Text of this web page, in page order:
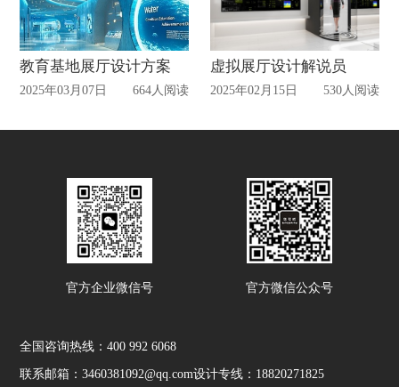
教育基地展厅设计方案
2025年03月07日 664人阅读
虚拟展厅设计解说员
2025年02月15日 530人阅读
官方企业微信号 官方微信公众号
全国咨询热线：400 992 6068
联系邮箱：3460381092@qq.com设计专线：18820271825